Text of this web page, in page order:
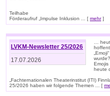
Teilhabe
Förderaufruf „Impulse Inklusion ... [ mehr]
LVKM-Newsletter 25/2026
17.07.2026
…
Emojis
heute
„Fachternationalen Theaterinstitut (ITI)
25/2026 haben wir folgende Themen ... [